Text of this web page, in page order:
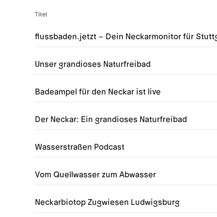
Titel
flussbaden.jetzt – Dein Neckarmonitor für
Unser grandioses Naturfreibad
Badeampel für den Neckar ist live
Der Neckar: Ein grandioses Naturfreibad
Wasserstraßen Podcast
Vom Quellwasser zum Abwasser
Neckarbiotop Zugwiesen Ludwigsburg